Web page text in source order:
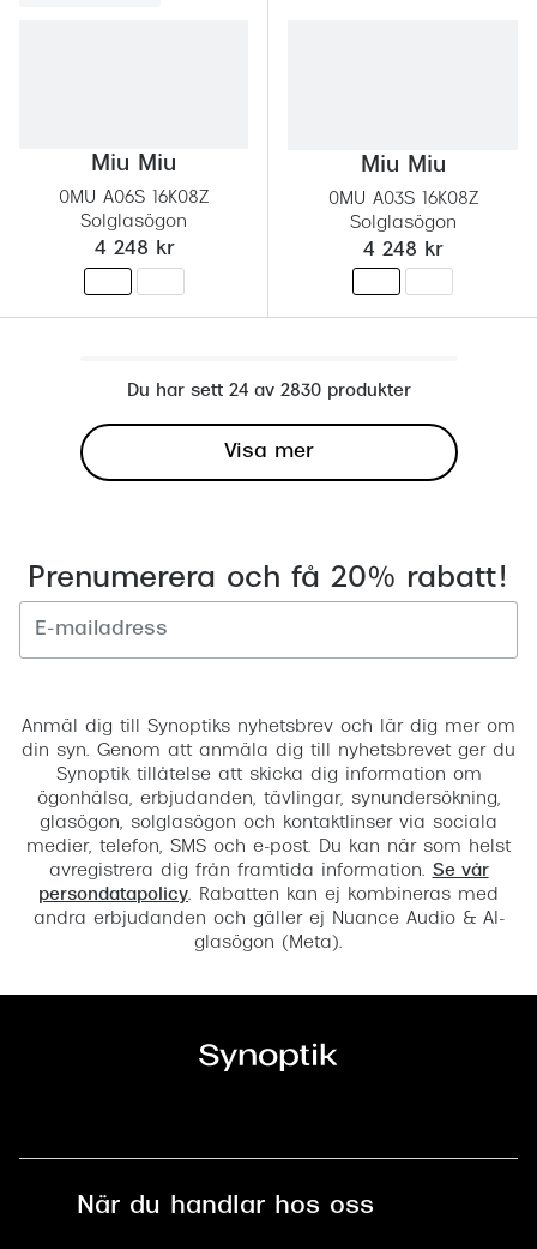
Miu Miu
0MU A06S 16K08Z
Solglasögon
4 248 kr
Miu Miu
0MU A03S 16K08Z
Solglasögon
4 248 kr
Du har sett 24 av 2830 produkter
Visa mer
Prenumerera och få 20% rabatt!
Anmäl dig till Synoptiks nyhetsbrev och lär dig mer om
din syn. Genom att anmäla dig till nyhetsbrevet ger du
Synoptik tillåtelse att skicka dig information om
ögonhälsa, erbjudanden, tävlingar, synundersökning,
glasögon, solglasögon och kontaktlinser via sociala
medier, telefon, SMS och e-post. Du kan när som helst
avregistrera dig från framtida information. Se vår
persondatapolicy. Rabatten kan ej kombineras med
andra erbjudanden och gäller ej Nuance Audio & AI-
glasögon (Meta).
När du handlar hos oss